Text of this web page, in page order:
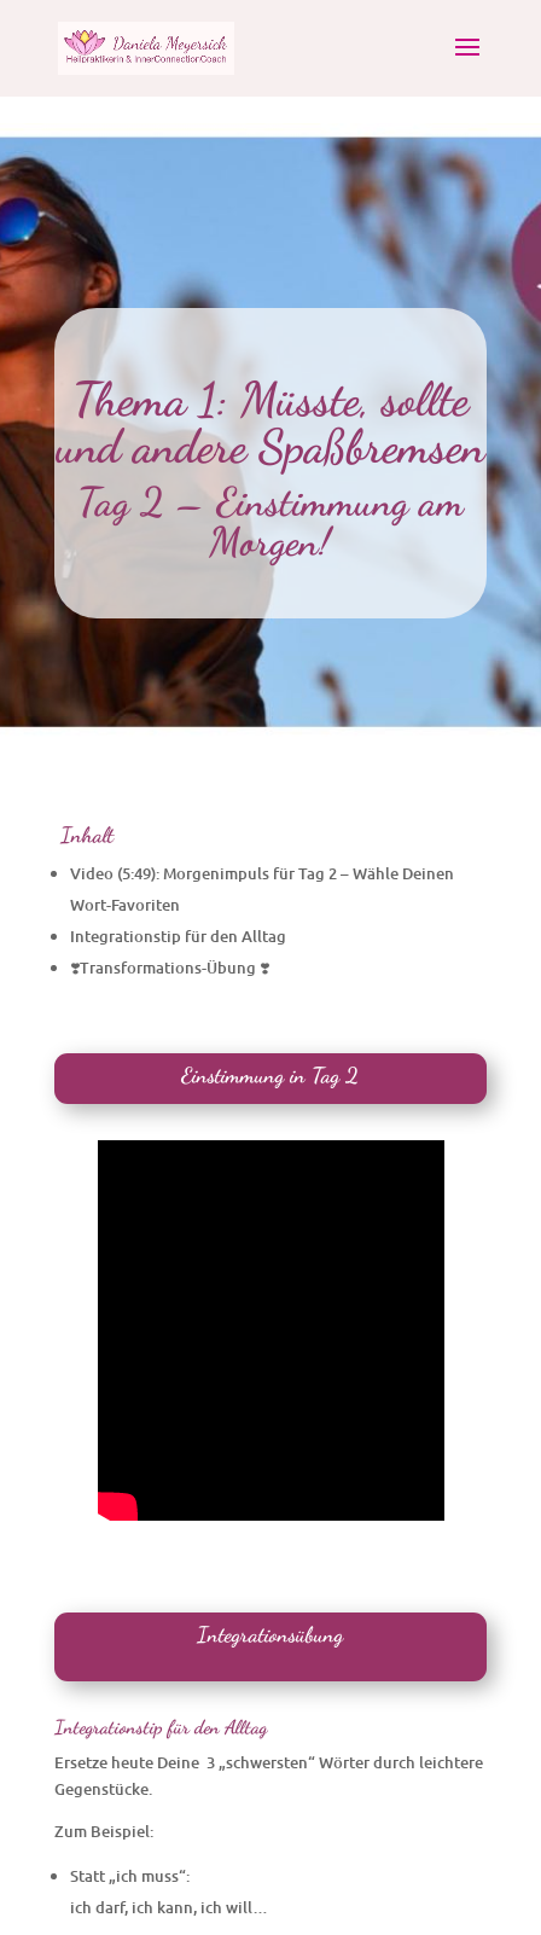
Thema 1: Müsste, sollte
und andere Spaßbremsen
Tag 2 – Einstimmung am
Morgen!
Inhalt
Video (5:49): Morgenimpuls für Tag 2 – Wähle Deinen
Wort-Favoriten
Integrationstip für den Alltag
❣️Transformations-Übung ❣️
Einstimmung in Tag 2
Integrationsübung
Integrationstip für den Alltag
Ersetze heute Deine 3 „schwersten“ Wörter durch leichtere
Gegenstücke.
Zum Beispiel:
Statt „ich muss“:
ich darf, ich kann, ich will…